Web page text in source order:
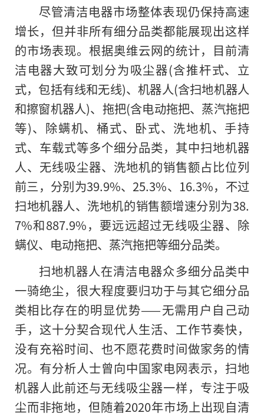
尽管清洁电器市场整体表现仍保持高速
增长，但并非所有细分品类都能展现出这样
的市场表现。根据奥维云网的统计，目前清
洁电器大致可划分为吸尘器(含推杆式、立
式，包括有线和无线)、机器人(含扫地机器人
和擦窗机器人)、拖把(含电动拖把、蒸汽拖把
等)、除螨机、桶式、卧式、洗地机、手持
式、车载式等多个细分品类，其中扫地机器
人、无线吸尘器、洗地机的销售额占比位列
前三，分别为39.9%、25.3%、16.3%，不过
扫地机器人、洗地机的销售额增速分别为38.
7%和887.9%，要远远超过无线吸尘器、除
螨仪、电动拖把、蒸汽拖把等细分品类。
扫地机器人在清洁电器众多细分品类中
一骑绝尘，很大程度要归功于与其它细分品
类相比存在的明显优势——无需用户自己动
手，这十分契合现代人生活、工作节奏快，
没有充裕时间、也不愿花费时间做家务的情
况。有分析人士曾向中国家电网表示，扫地
机器人此前还与无线吸尘器一样，专注于吸
尘而非拖地，但随着2020年市场上出现自清